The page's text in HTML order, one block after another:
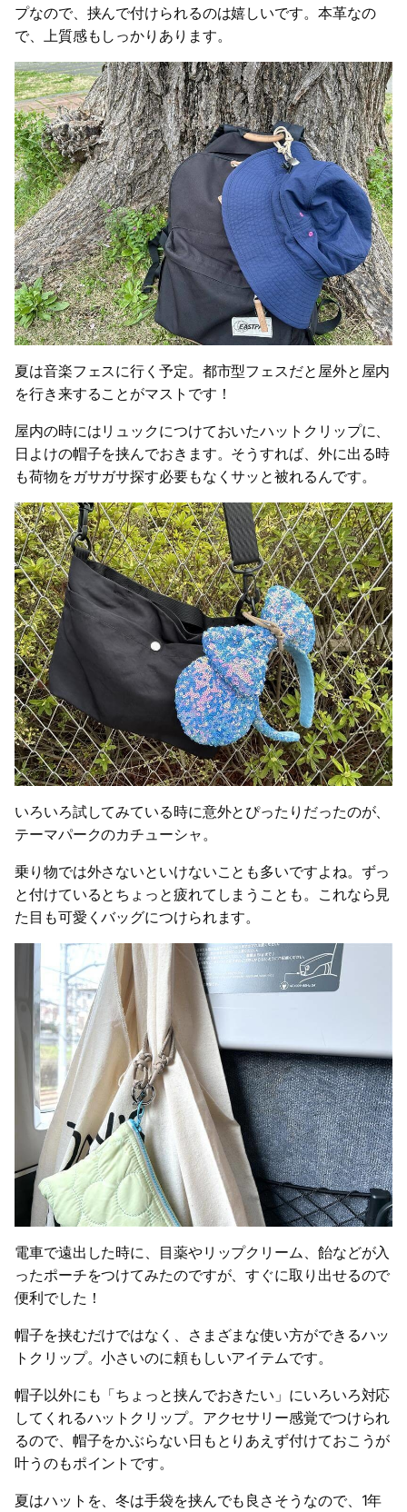
プなので、挟んで付けられるのは嬉しいです。本革なの
で、上質感もしっかりあります。
夏は音楽フェスに行く予定。都市型フェスだと屋外と屋内
を行き来することがマストです！
屋内の時にはリュックにつけておいたハットクリップに、
日よけの帽子を挟んでおきます。そうすれば、外に出る時
も荷物をガサガサ探す必要もなくサッと被れるんです。
いろいろ試してみている時に意外とぴったりだったのが、
テーマパークのカチューシャ。
乗り物では外さないといけないことも多いですよね。ずっ
と付けているとちょっと疲れてしまうことも。これなら見
た目も可愛くバッグにつけられます。
電車で遠出した時に、目薬やリップクリーム、飴などが入
ったポーチをつけてみたのですが、すぐに取り出せるので
便利でした！
帽子を挟むだけではなく、さまざまな使い方ができるハッ
トクリップ。小さいのに頼もしいアイテムです。
帽子以外にも「ちょっと挟んでおきたい」にいろいろ対応
してくれるハットクリップ。アクセサリー感覚でつけられ
るので、帽子をかぶらない日もとりあえず付けておこうが
叶うのもポイントです。
夏はハットを、冬は手袋を挟んでも良さそうなので、1年